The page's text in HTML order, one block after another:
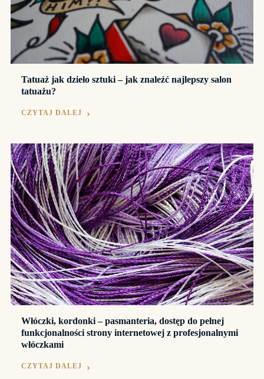
Tatuaż jak dzieło sztuki – jak znaleźć najlepszy salon
tatuażu?
CZYTAJ DALEJ
Włóczki, kordonki – pasmanteria, dostęp do pełnej
funkcjonalności strony internetowej z profesjonalnymi
włóczkami
CZYTAJ DALEJ